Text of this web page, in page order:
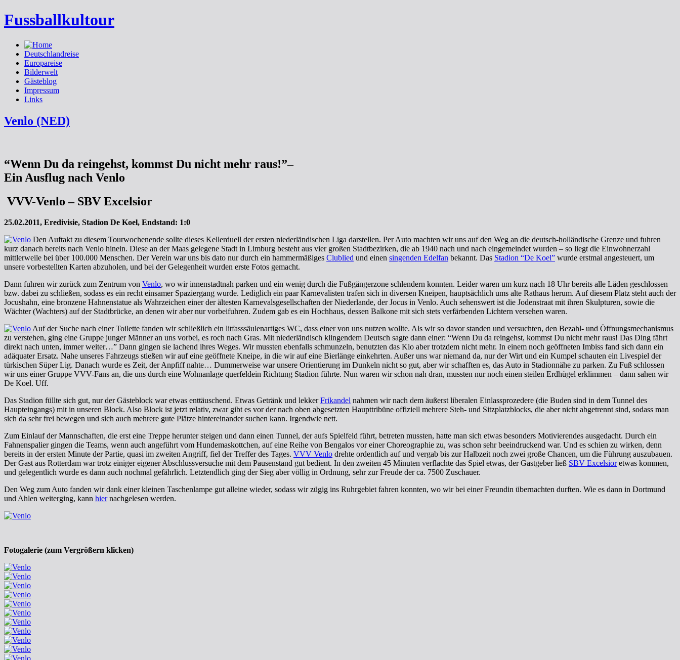
Fussballkultour
Deutschlandreise
Europareise
Bilderwelt
Gästeblog
Impressum
Links
Venlo (NED)
“Wenn Du da reingehst, kommst Du nicht mehr raus!”–
Ein Ausflug nach Venlo
VVV-Venlo – SBV Excelsior
25.02.2011, Eredivisie, Stadion De Koel, Endstand: 1:0
Den Auftakt zu diesem Tourwochenende sollte dieses Kellerduell der ersten niederländischen Liga darstellen. Per Auto machten wir uns auf den Weg an die deutsch-holländische Grenze und fuhren
kurz danach bereits nach Venlo hinein. Diese an der Maas gelegene Stadt in Limburg besteht aus vier großen Stadtbezirken, die ab 1940 nach und nach eingemeindet wurden – so liegt die Einwohnerzahl
mittlerweile bei über 100.000 Menschen. Der Verein war uns bis dato nur durch ein hammermäßiges Clublied und einen singenden Edelfan bekannt. Das Stadion “De Koel” wurde erstmal angesteuert, um
unsere vorbestellten Karten abzuholen, und bei der Gelegenheit wurden erste Fotos gemacht.
Dann fuhren wir zurück zum Zentrum von Venlo, wo wir innenstadtnah parken und ein wenig durch die Fußgängerzone schlendern konnten. Leider waren um kurz nach 18 Uhr bereits alle Läden geschlossen
bzw. dabei zu schließen, sodass es ein recht einsamer Spaziergang wurde. Lediglich ein paar Karnevalisten trafen sich in diversen Kneipen, hauptsächlich ums alte Rathaus herum. Auf diesem Platz steht auch der
Jocushahn, eine bronzene Hahnenstatue als Wahrzeichen einer der ältesten Karnevalsgesellschaften der Niederlande, der Jocus in Venlo. Auch sehenswert ist die Jodenstraat mit ihren Skulpturen, sowie die
Wächter (Wachters) auf der Stadtbrücke, an denen wir aber nur vorbeifuhren. Zudem gab es ein Hochhaus, dessen Balkone mit sich stets verfärbenden Lichtern versehen waren.
Auf der Suche nach einer Toilette fanden wir schließlich ein litfasssäulenartiges WC, dass einer von uns nutzen wollte. Als wir so davor standen und versuchten, den Bezahl- und Öffnungsmechanismus
zu verstehen, ging eine Gruppe junger Männer an uns vorbei, es roch nach Gras. Mit niederländisch klingendem Deutsch sagte dann einer: “Wenn Du da reingehst, kommst Du nicht mehr raus! Das Ding fährt
direkt nach unten, immer weiter…” Dann gingen sie lachend ihres Weges. Wir mussten ebenfalls schmunzeln, benutzten das Klo aber trotzdem nicht mehr. In einem noch geöffneten Imbiss fand sich dann ein
adäquater Ersatz. Nahe unseres Fahrzeugs stießen wir auf eine geöffnete Kneipe, in die wir auf eine Bierlänge einkehrten. Außer uns war niemand da, nur der Wirt und ein Kumpel schauten ein Livespiel der
türkischen Süper Lig. Danach wurde es Zeit, der Anpfiff nahte… Dummerweise war unsere Orientierung im Dunkeln nicht so gut, aber wir schafften es, das Auto in Stadionnähe zu parken. Zu Fuß schlossen
wir uns einer Gruppe VVV-Fans an, die uns durch eine Wohnanlage querfeldein Richtung Stadion führte. Nun waren wir schon nah dran, mussten nur noch einen steilen Erdhügel erklimmen – dann sahen wir
De Koel. Uff.
Das Stadion füllte sich gut, nur der Gästeblock war etwas enttäuschend. Etwas Getränk und lekkerFrikandel nahmen wir nach dem äußerst liberalen Einlassprozedere (die Buden sind in dem Tunnel des
Haupteingangs) mit in unseren Block. Also Block ist jetzt relativ, zwar gibt es vor der nach oben abgesetzten Haupttribüne offiziell mehrere Steh- und Sitzplatzblocks, die aber nicht abgetrennt sind, sodass man
sich da sehr frei bewegen und sich auch mehrere gute Plätze hintereinander suchen kann. Irgendwie nett.
Zum Einlauf der Mannschaften, die erst eine Treppe herunter steigen und dann einen Tunnel, der aufs Spielfeld führt, betreten mussten, hatte man sich etwas besonders Motivierendes ausgedacht. Durch ein
Fahnenspalier gingen die Teams, wenn auch angeführt vom Hundemaskottchen, auf eine Reihe von Bengalos vor einer Choreographie zu, was schon sehr beeindruckend war. Und es schien zu wirken, denn
bereits in der ersten Minute der Partie, quasi im zweiten Angriff, fiel der Treffer des Tages. VVV Venlo drehte ordentlich auf und vergab bis zur Halbzeit noch zwei große Chancen, um die Führung auszubauen.
Der Gast aus Rotterdam war trotz einiger eigener Abschlussversuche mit dem Pausenstand gut bedient. In den zweiten 45 Minuten verflachte das Spiel etwas, der Gastgeber ließ SBV Excelsioretwas kommen,
und gelegentlich wurde es dann auch nochmal gefährlich. Letztendlich ging der Sieg aber völlig in Ordnung, sehr zur Freude der ca. 7500 Zuschauer.
Den Weg zum Auto fanden wir dank einer kleinen Taschenlampe gut alleine wieder, sodass wir zügig ins Ruhrgebiet fahren konnten, wo wir bei einer Freundin übernachten durften. Wie es dann in Dortmund
und Ahlen weiterging, kann hiernachgelesen werden.
Fotogalerie (zum Vergrößern klicken)